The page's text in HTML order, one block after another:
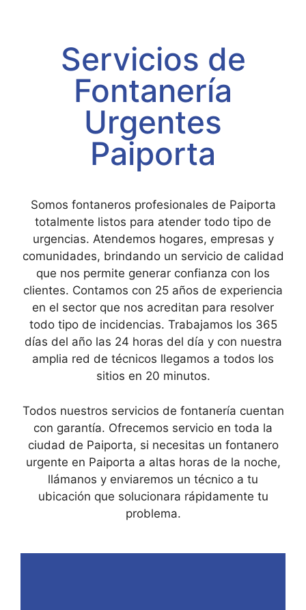
Servicios de
Fontanería
Urgentes
Paiporta
Somos fontaneros profesionales de Paiporta
totalmente listos para atender todo tipo de
urgencias. Atendemos hogares, empresas y
comunidades, brindando un servicio de calidad
que nos permite generar confianza con los
clientes. Contamos con 25 años de experiencia
en el sector que nos acreditan para resolver
todo tipo de incidencias. Trabajamos los 365
días del año las 24 horas del día y con nuestra
amplia red de técnicos llegamos a todos los
sitios en 20 minutos.
Todos nuestros servicios de fontanería cuentan
con garantía. Ofrecemos servicio en toda la
ciudad de Paiporta, si necesitas un fontanero
urgente en Paiporta a altas horas de la noche,
llámanos y enviaremos un técnico a tu
ubicación que solucionara rápidamente tu
problema.